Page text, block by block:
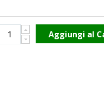
Aggiungi al